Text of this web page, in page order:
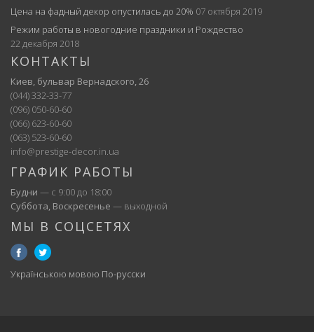
Цена на фадный декор опустилась до 20% 07 октября 2019
Режим работы в новогодние праздники и Рождество
22 декабря 2018
КОНТАКТЫ
Киев, бульвар Вернадского, 26
(044) 332-33-77
(096) 050-60-60
(066) 623-60-60
(063) 523-60-60
info@prestige-decor.in.ua
ГРАФИК РАБОТЫ
Будни — с 9:00 до 18:00
Суббота, Воскресенье — выходной
МЫ В СОЦСЕТЯХ
Українською мовою По-русски